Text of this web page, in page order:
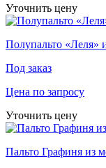
Уточнить цену
Полупальто «Леля»
Под заказ
Цена по запросу
Уточнить цену
Пальто Графиня из